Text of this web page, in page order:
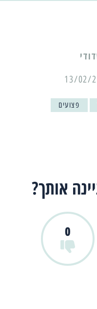
פצועים
אותך?
0